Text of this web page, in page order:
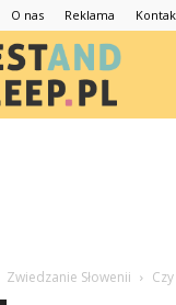
O nas Reklama
Zwiedzanie Słowenii